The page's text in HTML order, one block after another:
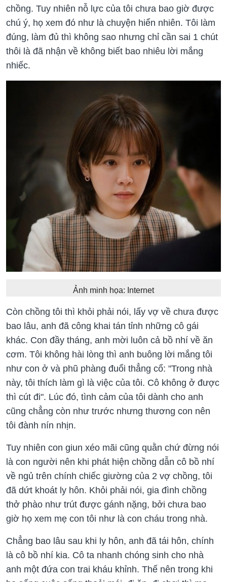
chồng. Tuy nhiên nỗ lực của tôi chưa bao giờ được
chú ý, họ xem đó như là chuyện hiển nhiên. Tôi làm
đúng, làm đủ thì không sao nhưng chỉ cần sai 1 chút
thôi là đã nhận về không biết bao nhiêu lời mắng
nhiếc.
Ảnh minh họa: Internet
Còn chồng tôi thì khỏi phải nói, lấy vợ về chưa được
bao lâu, anh đã công khai tán tỉnh những cô gái
khác. Con đầy tháng, anh mời luôn cả bồ nhí về ăn
cơm. Tôi không hài lòng thì anh buông lời mắng tôi
như con ở và phũ phàng đuổi thẳng cổ: "Trong nhà
này, tôi thích làm gì là việc của tôi. Cô không ở được
thì cút đi". Lúc đó, tình cảm của tôi dành cho anh
cũng chẳng còn như trước nhưng thương con nên
tôi đành nín nhịn.
Tuy nhiên con giun xéo mãi cũng quằn chứ đừng nói
là con người nên khi phát hiện chồng dẫn cô bồ nhí
về ngủ trên chính chiếc giường của 2 vợ chồng, tôi
đã dứt khoát ly hôn. Khỏi phải nói, gia đình chồng
thở phào như trút được gánh nặng, bởi chưa bao
giờ họ xem mẹ con tôi như là con cháu trong nhà.
Chẳng bao lâu sau khi ly hôn, anh đã tái hôn, chính
là cô bồ nhí kia. Cô ta nhanh chóng sinh cho nhà
anh một đứa con trai kháu khỉnh. Thế nên trong khi